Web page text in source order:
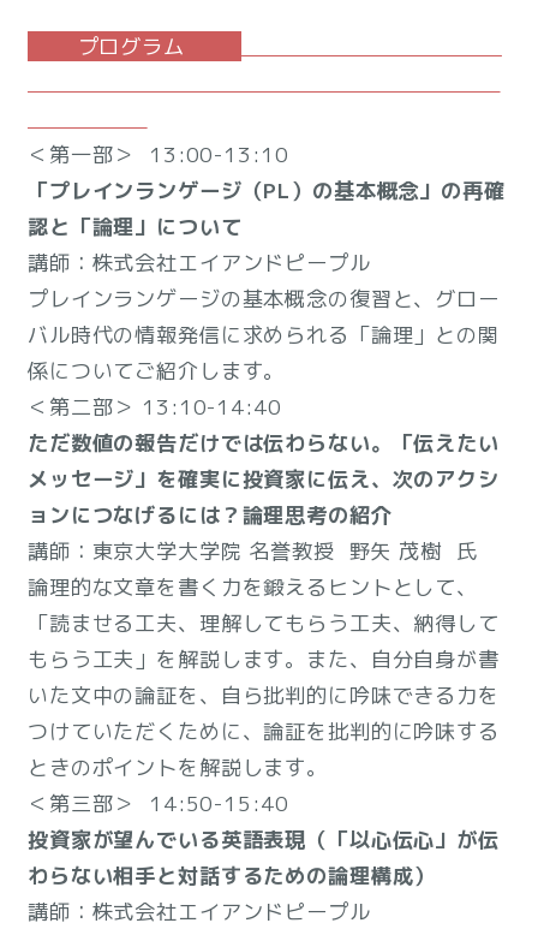
プログラム
＜第一部＞ 13:00-13:10
「プレインランゲージ（PL）の基本概念」の再確
認と「論理」について
講師：株式会社エイアンドピープル
プレインランゲージの基本概念の復習と、グロー
バル時代の情報発信に求められる「論理」との関
係についてご紹介します。
＜第二部＞ 13:10-14:40
ただ数値の報告だけでは伝わらない。「伝えたい
メッセージ」を確実に投資家に伝え、次のアクシ
ョンにつなげるには？論理思考の紹介
講師：東京大学大学院 名誉教授 野矢 茂樹 氏
論理的な文章を書く力を鍛えるヒントとして、
「読ませる工夫、理解してもらう工夫、納得して
もらう工夫」を解説します。また、自分自身が書
いた文中の論証を、自ら批判的に吟味できる力を
つけていただくために、論証を批判的に吟味する
ときのポイントを解説します。
＜第三部＞ 14:50-15:40
投資家が望んでいる英語表現（「以心伝心」が伝
わらない相手と対話するための論理構成）
講師：株式会社エイアンドピープル